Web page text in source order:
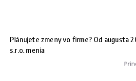
Plánujete zmeny vo firme? Od augusta
s.r.o. menia